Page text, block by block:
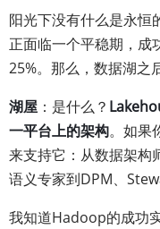
阳光下没有什么是永恒
正面临一个平稳期，成
25%。那么，数据湖之
湖屋 ：是什么？
一平台上的架构。如果
来支持它：从数据架构
语义专家到DPM、
我知道Hadoop的成功